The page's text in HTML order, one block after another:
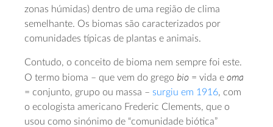
zonas húmidas) dentro de uma região de clima
semelhante. Os biomas são caracterizados por
comunidades típicas de plantas e animais.
Contudo, o conceito de bioma nem sempre foi este.
O termo bioma – que vem do grego bio = vida e oma
= conjunto, grupo ou massa – surgiu em 1916, com
o ecologista americano Frederic Clements, que o
usou como sinónimo de “comunidade biótica”